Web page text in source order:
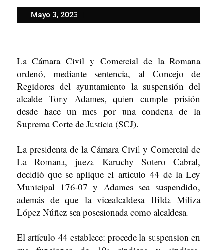
Mayo 3, 2023Mayo
3,
La Cámara Civil y Comercial de la Romana
ordenó, mediante sentencia, al Concejo de
Regidores del ayuntamiento la suspensión del
alcalde Tony Adames, quien cumple prisión
desde hace un mes por una condena de la
Suprema Corte de Justicia (SCJ).
La presidenta de la Cámara Civil y Comercial de
La Romana, jueza Karuchy Sotero Cabral,
decidió que se aplique el artículo 44 de la Ley
Municipal 176-07 y Adames sea suspendido,
además de que la vicealcaldesa Hilda Miliza
López Núñez sea posesionada como alcaldesa.
El artículo 44 establece: procede la suspension en